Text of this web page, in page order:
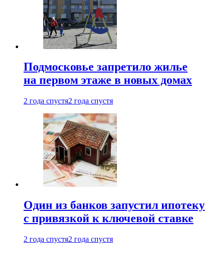
Подмосковье запретило жилье
на первом этаже в новых домах
2 года спустя2 года спустя
Один из банков запустил ипотеку
с привязкой к ключевой ставке
2 года спустя2 года спустя